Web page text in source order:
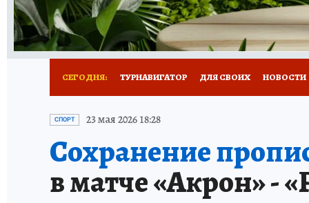
СЕГОДНЯ: ТУРНАВИГАТОР ДЛЯ СВОИХ НОВОСТИ
НАДЕЖНЫЕ РАБОТОДАТЕЛИ
НОВЫЙ ГОД В САМАРЕ КП В МАХ
КУЙБЫШЕВ - ФРОНТУ ИТОГИ ГОДА-2024
СПОРТ 23 мая 2026 18:28
Сохранение
в матче «Акрон» -